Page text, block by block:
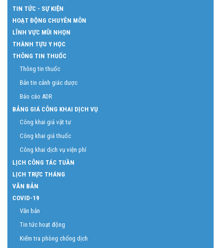
TIN TỨC - SỰ KIỆN
HOẠT ĐỘNG CHUYÊN MÔN
LĨNH VỰC MŨI NHỌN
THÀNH TỰU Y HỌC
THÔNG TIN THUỐC
Thông tin thuốc
Bản tin cảnh giác dược
Báo cáo ADR
BẢNG GIÁ CÔNG KHAI DỊCH VỤ
Công khai giá vật tư
Công khai giá thuốc
Công khai dịch vụ viện phí
LỊCH CÔNG TÁC TUẦN
LỊCH TRỰC THÁNG
VĂN BẢN
COVID-19
Văn bản
Tin tức hoạt động
Kiểm tra phòng chống dịch